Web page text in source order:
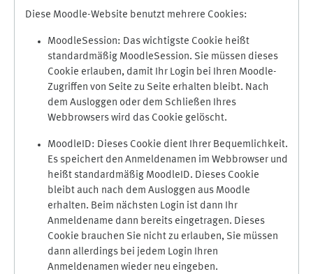
Diese Moodle-Website benutzt mehrere Cookies:
MoodleSession: Das wichtigste Cookie heißt
standardmäßig MoodleSession. Sie müssen dieses
Cookie erlauben, damit Ihr Login bei Ihren Moodle-
Zugriffen von Seite zu Seite erhalten bleibt. Nach
dem Ausloggen oder dem Schließen Ihres
Webbrowsers wird das Cookie gelöscht.
MoodleID: Dieses Cookie dient Ihrer Bequemlichkeit.
Es speichert den Anmeldenamen im Webbrowser und
heißt standardmäßig MoodleID. Dieses Cookie
bleibt auch nach dem Ausloggen aus Moodle
erhalten. Beim nächsten Login ist dann Ihr
Anmeldename dann bereits eingetragen. Dieses
Cookie brauchen Sie nicht zu erlauben, Sie müssen
dann allerdings bei jedem Login Ihren
Anmeldenamen wieder neu eingeben.